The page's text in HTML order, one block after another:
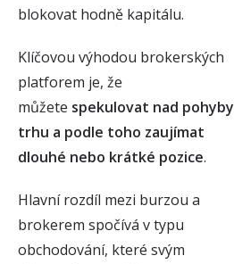
blokovat hodně kapitálu.
Klíčovou výhodou brokerských
platforem je, že
můžete spekulovat nad pohyby
trhu a podle toho zaujímat
dlouhé nebo krátké pozice.
Hlavní rozdíl mezi burzou a
brokerem spočívá v typu
obchodování, které svým